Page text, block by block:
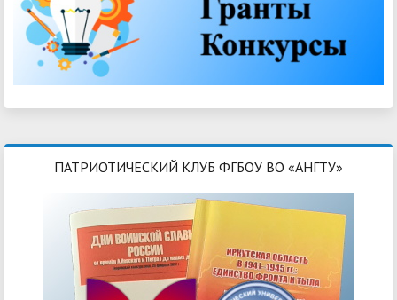
ПАТРИОТИЧЕСКИЙ КЛУБ ФГБОУ ВО «АНГТУ»